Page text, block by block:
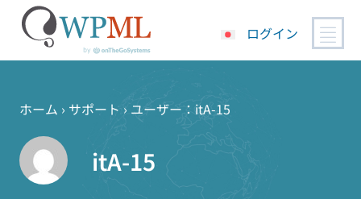
ログイン
ホーム › サポート › ユーザー：itA-15
itA-15